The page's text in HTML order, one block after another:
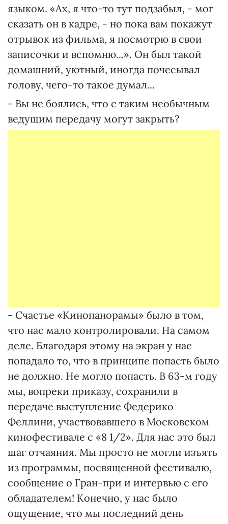
языком. «Ах, я что-то тут подзабыл, - мог
сказать он в кадре, - но пока вам покажут
отрывок из фильма, я посмотрю в свои
записочки и вспомню...». Он был такой
домашний, уютный, иногда почесывал
голову, чего-то такое думал...
- Вы не боялись, что с таким необычным
ведущим передачу могут закрыть?
- Счастье «Кинопанорамы» было в том,
что нас мало контролировали. На самом
деле. Благодаря этому на экран у нас
попадало то, что в принципе попасть было
не должно. Не могло попасть. В 63-м году
мы, вопреки приказу, сохранили в
передаче выступление Федерико
Феллини, участвовавшего в Московском
кинофестивале с «8 1/2». Для нас это был
шаг отчаяния. Мы просто не могли изъять
из программы, посвященной фестивалю,
сообщение о Гран-при и интервью с его
обладателем! Конечно, у нас было
ощущение, что мы последний день